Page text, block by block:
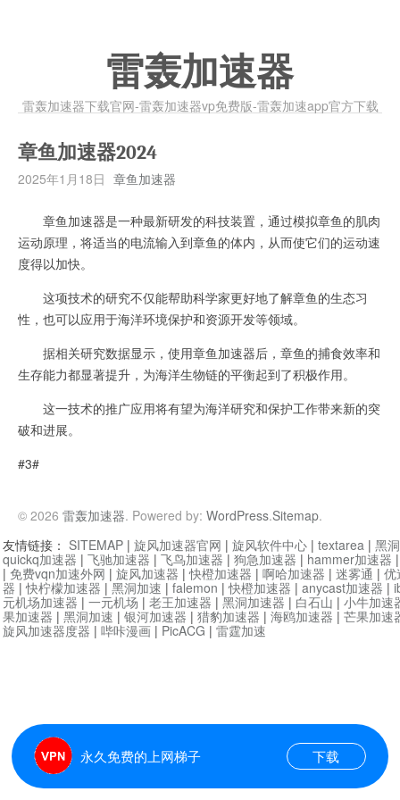
雷轰加速器
雷轰加速器下载官网-雷轰加速器vp免费版-雷轰加速app官方下载
章鱼加速器2024
2025年1月18日 章鱼加速器
章鱼加速器是一种最新研发的科技装置，通过模拟章鱼的肌肉
运动原理，将适当的电流输入到章鱼的体内，从而使它们的运动速
度得以加快。
这项技术的研究不仅能帮助科学家更好地了解章鱼的生态习
性，也可以应用于海洋环境保护和资源开发等领域。
据相关研究数据显示，使用章鱼加速器后，章鱼的捕食效率和
生存能力都显著提升，为海洋生物链的平衡起到了积极作用。
这一技术的推广应用将有望为海洋研究和保护工作带来新的突
破和进展。
#3#
© 2026 雷轰加速器. Powered by: WordPress.Sitemap.
永久免费的上网梯子 下载
友情链接： SITEMAP | 旋风加速器官网 | 旋风软件中心 | textarea | 黑
quickq加速器 | 飞驰加速器 | 飞鸟加速器 | 狗急加速器 | hammer加速器
| 免费vqn加速外网 | 旋风加速器 |快橙加速器 | 啊哈加速器 | 迷雾通 | 优
器 |快柠檬加速器 | 黑洞加速 | falemon |快橙加速器 | anycast加速器 |
元机场加速器 | 一元机场 | 老王加速器 | 黑洞加速器 | 白石山 | 小牛加速
果加速器 | 黑洞加速 | 银河加速器 | 猎豹加速器 | 海鸥加速器 | 芒果加速
旋风加速器度器 | 哔咔漫画 | PicACG | 雷霆加速